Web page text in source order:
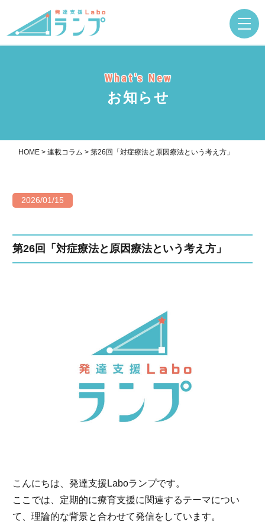
What's New
お知らせ
HOME >連載コラム >第26回「対症療法と原因療法という考え方」
2026/01/15
第26回「対症療法と原因療法という考え方」
こんにちは、発達支援Laboランプです。
ここでは、定期的に療育支援に関連するテーマについ
て、理論的な背景と合わせて発信をしています。